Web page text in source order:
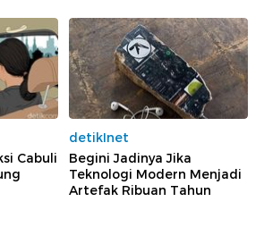
Cabuli
detikInet
Begini Jadinya Jika
Teknologi Modern Menjadi
Artefak Ribuan Tahun